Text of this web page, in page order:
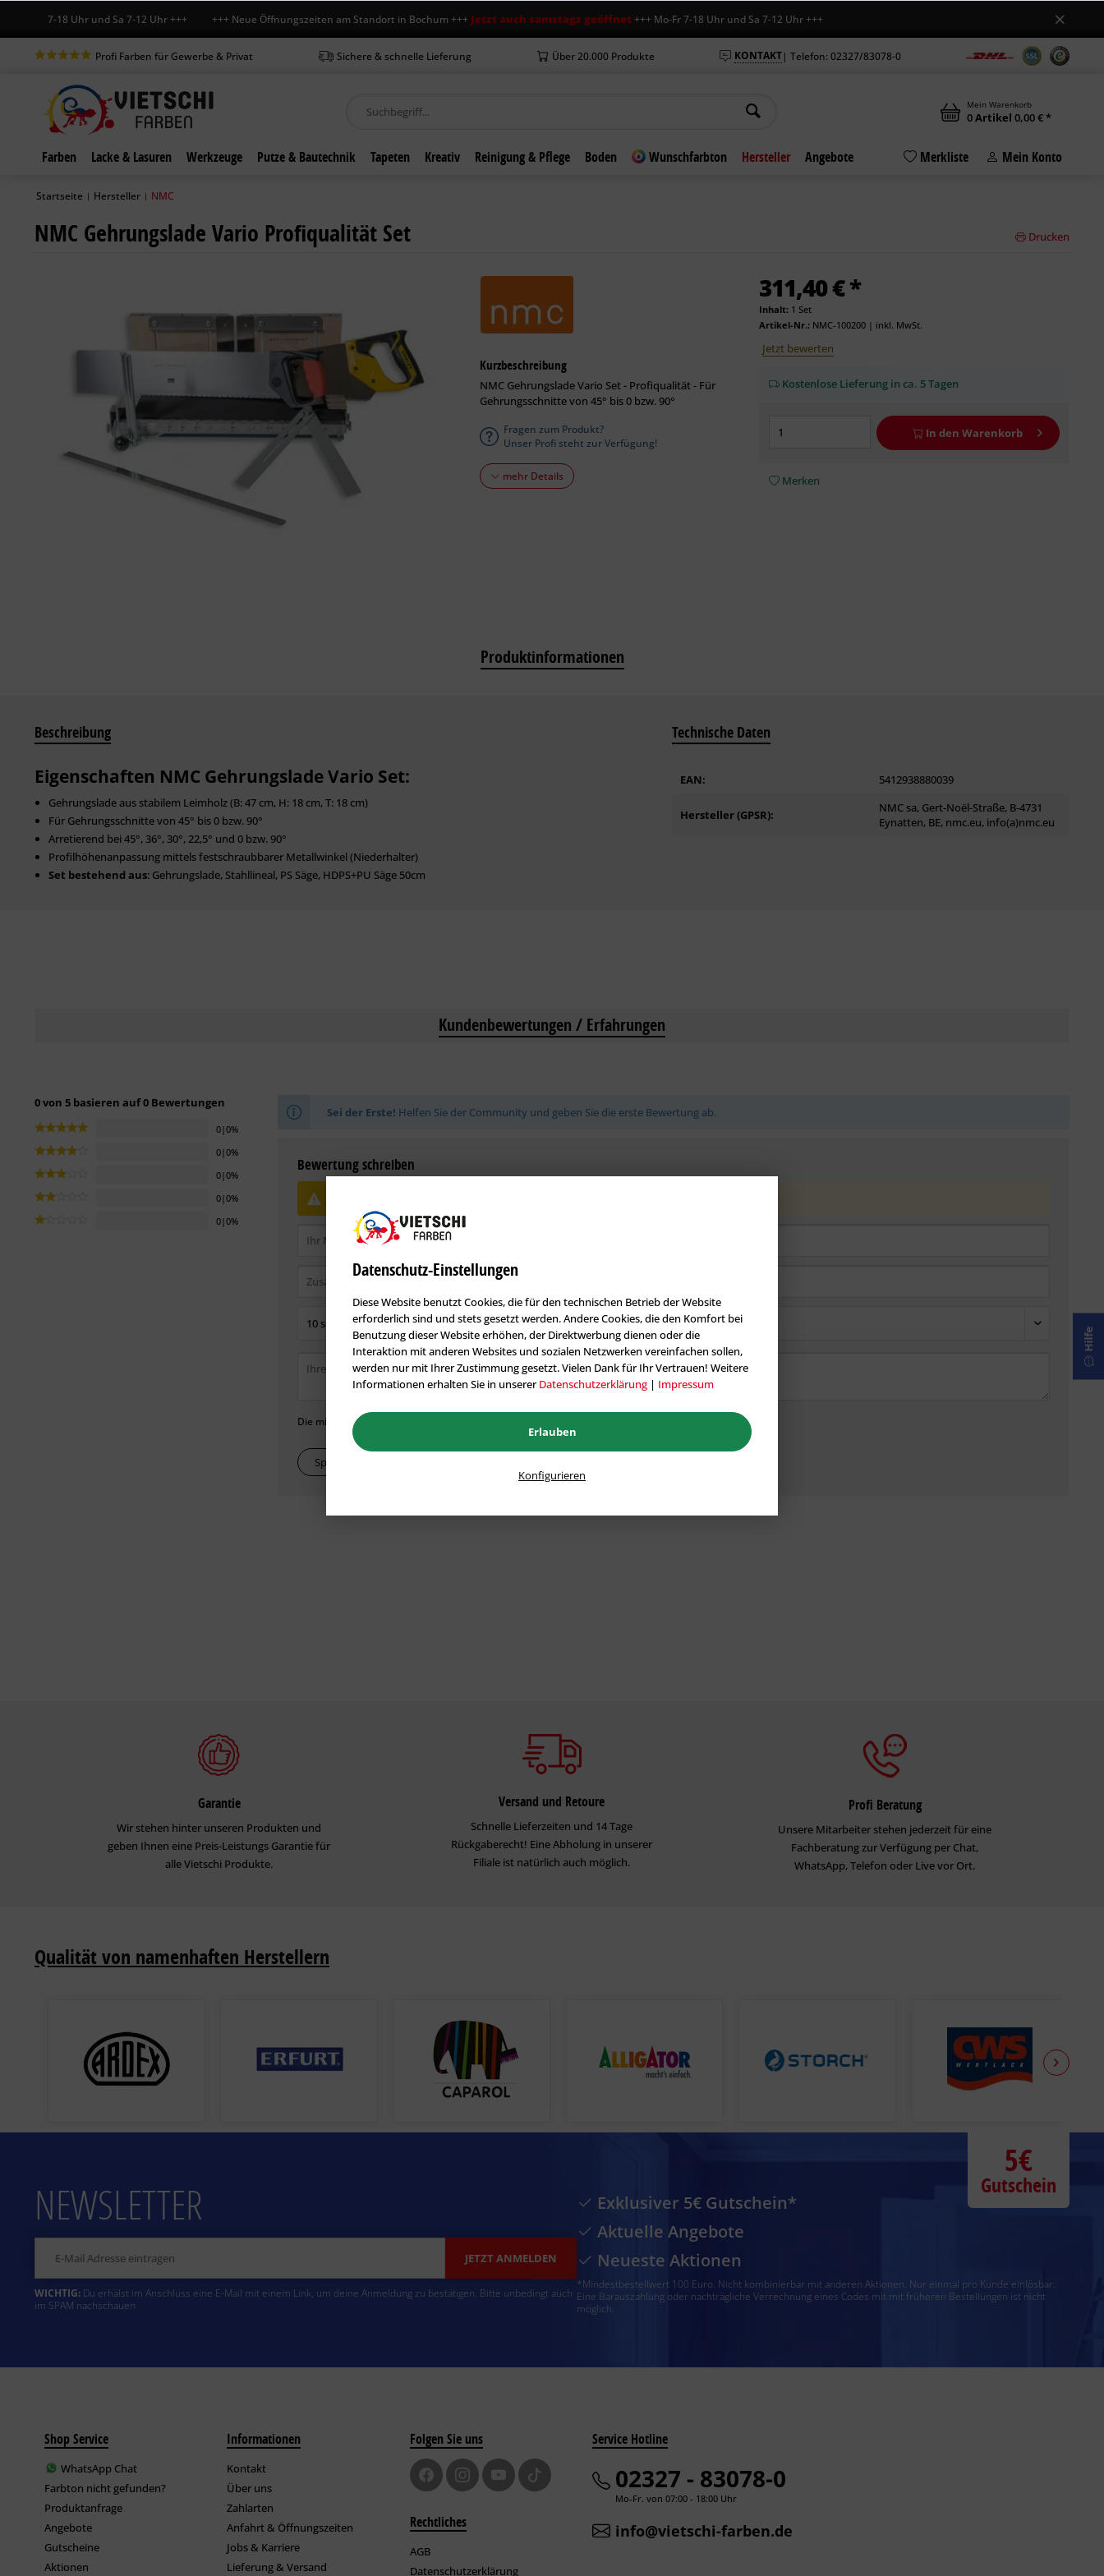
Fr 7-18 Uhr und Sa 7-12 Uhr +++ +++ Neue Öffnungszeiten am Standort in Bochum +++Jetzt auch samstags geöffnet+++ Mo-Fr 7-18 Uhr und Sa 7-12 Uhr +++
Profi Farben für Gewerbe & Privat Sichere & schnelle Lieferung Über 20.000 Produkte KONTAKT| Telefon: 02327/83078-0
Mein Warenkorb
0Artikel 0,00 € *
Farben Lacke & Lasuren Werkzeuge Putze & Bautechnik Tapeten Kreativ Reinigung & Pflege Boden Wunschfarbton Hersteller Angebote Merkliste Mein Konto
Startseite | Hersteller | NMC
NMC Gehrungslade Vario Profiqualität Set Drucken
Kurzbeschreibung
NMC Gehrungslade Vario Set - Profiqualität - Für
Gehrungsschnitte von 45° bis 0 bzw. 90°
Fragen zum Produkt?
Unser Profi steht zur Verfügung!
mehr Details
311,40 € *
Inhalt: 1 Set
Artikel-Nr.: NMC-100200| inkl. MwSt.
Jetzt bewerten
Kostenlose Lieferung in ca. 5 Tagen
In den Warenkorb
Merken
Produktinformationen
Beschreibung
Eigenschaften NMC Gehrungslade Vario Set:
Gehrungslade aus stabilem Leimholz (B: 47 cm, H: 18 cm, T: 18 cm)
Für Gehrungsschnitte von 45° bis 0 bzw. 90°
Arretierend bei 45°, 36°, 30°, 22,5° und 0 bzw. 90°
Profilhöhenanpassung mittels festschraubbarer Metallwinkel (Niederhalter)
Set bestehend aus: Gehrungslade, Stahllineal, PS Säge, HDPS+PU Säge 50cm
Technische Daten
EAN: 5412938880039
Hersteller (GPSR):
NMC sa, Gert-Noël-Straße, B-4731
Eynatten, BE, nmc.eu, info(a)nmc.eu
Kundenbewertungen / Erfahrungen
0 von 5 basieren auf 0 Bewertungen
0|0%
0|0%
0|0%
0|0%
0|0%
Sei der Erste! Helfen Sie der Community und geben Sie die erste Bewertung ab.
Bewertung schreiben
Die mit einem * markierten Felder sind Pflichtfelder.
Speichern
Garantie
Wir stehen hinter unseren Produkten und
geben Ihnen eine Preis-Leistungs Garantie für
alle Vietschi Produkte.
Versand und Retoure
Schnelle Lieferzeiten und 14 Tage
Rückgaberecht! Eine Abholung in unserer
Filiale ist natürlich auch möglich.
Profi Beratung
Unsere Mitarbeiter stehen jederzeit für eine
Fachberatung zur Verfügung per Chat,
WhatsApp, Telefon oder Live vor Ort.
Qualität von namenhaften Herstellern
NEWSLETTER
JETZT ANMELDEN
WICHTIG: Du erhälst im Anschluss eine E-Mail mit einem Link, um deine Anmeldung zu bestätigen. Bitte unbedingt auch
im SPAM nachschauen
Exklusiver 5€ Gutschein*
Aktuelle Angebote
Neueste Aktionen
*Mindestbestellwert 100 Euro. Nicht kombinierbar mit anderen Aktionen. Nur einmal pro Kunde einlösbar.
Eine Barauszahlung oder nachträgliche Verrechnung eines Codes mit mit früheren Bestellungen ist nicht
möglich.
5€
Gutschein
Shop Service
WhatsApp Chat
Farbton nicht gefunden?
Produktanfrage
Angebote
Gutscheine
Aktionen
Informationen
Kontakt
Über uns
Zahlarten
Anfahrt & Öffnungszeiten
Jobs & Karriere
Lieferung & Versand
Folgen Sie uns
Rechtliches
AGB
Datenschutzerklärung
Service Hotline
02327 - 83078-0
Mo-Fr. von 07:00 - 18:00 Uhr
info@vietschi-farben.de
Hilfe
Datenschutz-Einstellungen
Diese Website benutzt Cookies, die für den technischen Betrieb der Website
erforderlich sind und stets gesetzt werden. Andere Cookies, die den Komfort bei
Benutzung dieser Website erhöhen, der Direktwerbung dienen oder die
Interaktion mit anderen Websites und sozialen Netzwerken vereinfachen sollen,
werden nur mit Ihrer Zustimmung gesetzt. Vielen Dank für Ihr Vertrauen! Weitere
Informationen erhalten Sie in unsererDatenschutzerklärung | Impressum
Erlauben
Konfigurieren